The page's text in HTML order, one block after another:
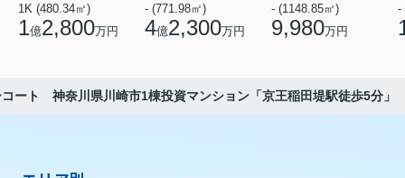
1K (480.34㎡)
1億2,800万円
- (771.98㎡)
4億2,300万円
- (1148.85㎡)
9,980万円
-
ート 神奈川県川崎市1棟投資マンション「京王稲田堤駅徒歩5分」